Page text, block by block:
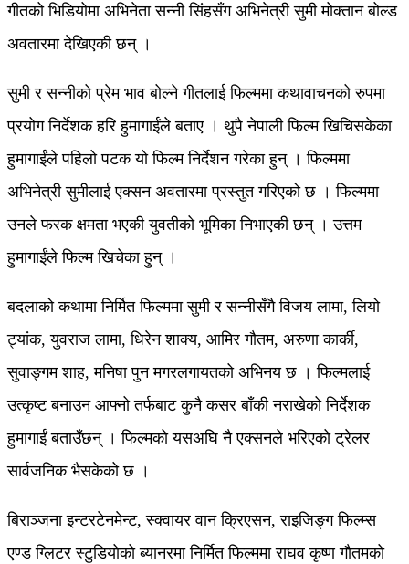
गीतको भिडियोमा अभिनेता सन्नी सिंहसँग अभिनेत्री सुमी मोक्तान बोल्ड
अवतारमा देखिएकी छन् ।
सुमी र सन्नीको प्रेम भाव बोल्ने गीतलाई फिल्ममा कथावाचनको रुपमा
प्रयोग निर्देशक हरि हुमागाईंले बताए । थुपै नेपाली फिल्म खिचिसकेका
हुमागाईंले पहिलो पटक यो फिल्म निर्देशन गरेका हुन् । फिल्ममा
अभिनेत्री सुमीलाई एक्सन अवतारमा प्रस्तुत गरिएको छ । फिल्ममा
उनले फरक क्षमता भएकी युवतीको भूमिका निभाएकी छन् । उत्तम
हुमागाईंले फिल्म खिचेका हुन् ।
बदलाको कथामा निर्मित फिल्ममा सुमी र सन्नीसँगै विजय लामा, लियो
ट्यांक, युवराज लामा, धिरेन शाक्य, आमिर गौतम, अरुणा कार्की,
सुवाङ्गम शाह, मनिषा पुन मगरलगायतको अभिनय छ । फिल्मलाई
उत्कृष्ट बनाउन आफ्नो तर्फबाट कुनै कसर बाँकी नराखेको निर्देशक
हुमागाईं बताउँछन् । फिल्मको यसअघि नै एक्सनले भरिएको ट्रेलर
सार्वजनिक भैसकेको छ ।
बिराञ्जना इन्टरटेनमेन्ट, स्क्वायर वान क्रिएसन, राइजिङ्ग फिल्म्स
एण्ड ग्लिटर स्टुडियोको ब्यानरमा निर्मित फिल्ममा राघव कृष्ण गौतमको